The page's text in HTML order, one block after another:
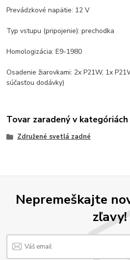
Prevádzkové napätie: 12 V
Typ vstupu (pripojenie): prechodka
Homologizácia: E9-1980
Osadenie žiarovkami: 2x P21W, 1x
súčasťou dodávky)
Tovar zaradený v kategóriách
Združené svetlá zadné
Nepremeškajte
zľavy!